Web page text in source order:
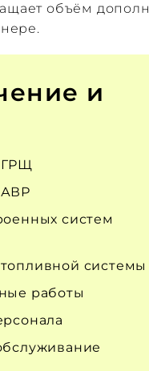
объём
и
ГРЩ
систем
системы
работы